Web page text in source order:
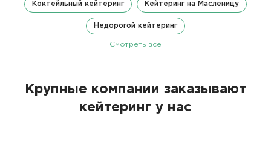
Коктейльный кейтеринг Кейтеринг на Масленицу
Недорогой кейтеринг
Смотреть все
Крупные компании заказывают
кейтеринг у нас